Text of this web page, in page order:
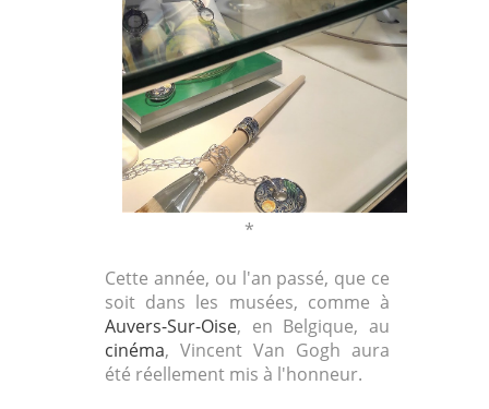
*
Cette année, ou l'an passé, que ce
soit dans les musées, comme à
Auvers-Sur-Oise, en Belgique, au
cinéma, Vincent Van Gogh aura
été réellement mis à l'honneur.